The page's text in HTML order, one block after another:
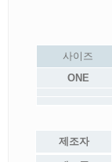
사이즈
ONE
제조자